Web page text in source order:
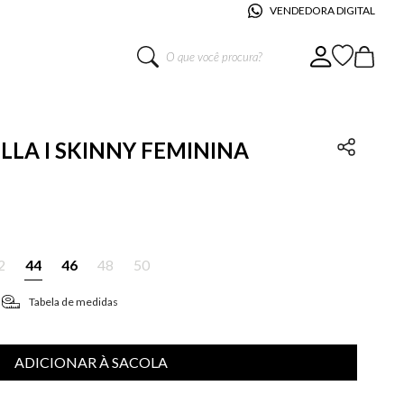
VENDEDORA DIGITAL
O que você procura?
I SKINNY FEMININA
44 46 48 50
Tabela de medidas
ADICIONAR À SACOLA